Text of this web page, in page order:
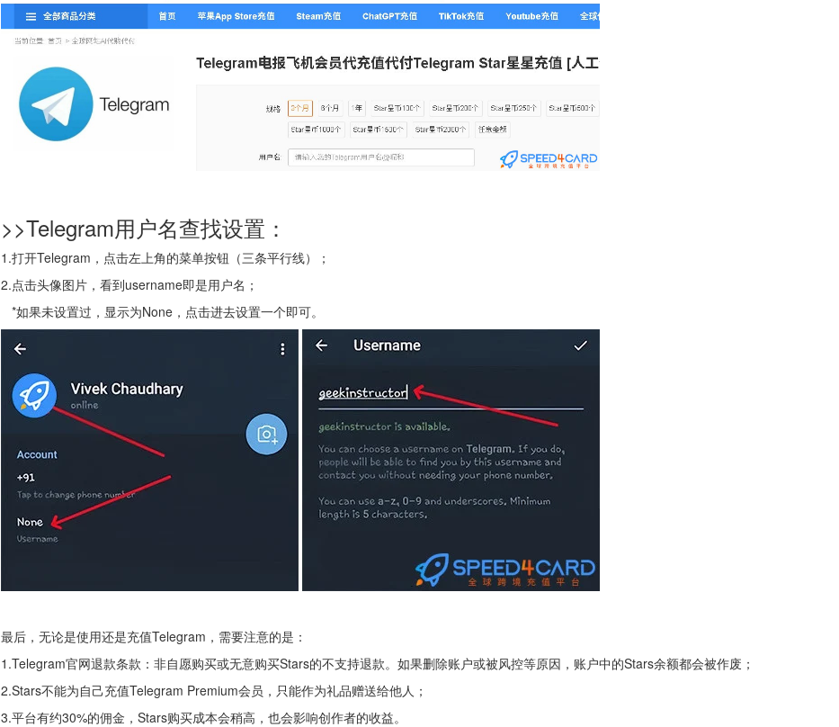
>>Telegram用户名查找设置：
1.打开Telegram，点击左上角的菜单按钮（三条平行线）；
2.点击头像图片，看到username即是用户名；
*如果未设置过，显示为None，点击进去设置一个即可。
最后，无论是使用还是充值Telegram，需要注意的是：
1.Telegram官网退款条款：非自愿购买或无意购买Stars的不支持退款。如果删除账户或被风控等原因，账户中的Stars余额都会被作废；
2.Stars不能为自己充值Telegram Premium会员，只能作为礼品赠送给他人；
3.平台有约30%的佣金，Stars购买成本会稍高，也会影响创作者的收益。